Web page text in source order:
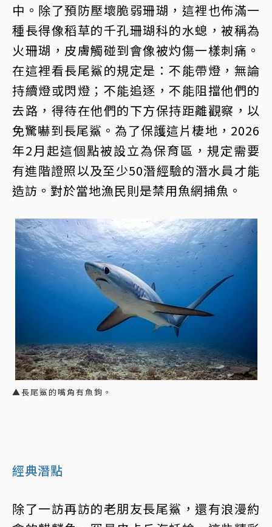
中。除了預防壓壞脆弱珊瑚，這裡也佈滿一
種長得像稻草的千孔珊瑚科的水螅，被稱為
火珊瑚，皮膚觸碰到會像被灼傷一樣刺痛。
在這裡看長尾鯊的規定是：不能帶燈，無論
持續燈或閃燈；不能追逐，不能阻擋他們的
去路，得待在他們的下方保持距離觀察，以
免驚嚇到長尾鯊。為了保護這片棲地，2026
年2月起這個點被設立為保育區，規定需要
有進階證照以及至少50潛經驗的潛水員才能
造訪。對於當地漁民則是禁用魚網捕魚。
▲長尾鯊的嘴角有魚鉤。
經典潛點
除了一訪再訪的老朋友長尾鯊，還有浪漫約